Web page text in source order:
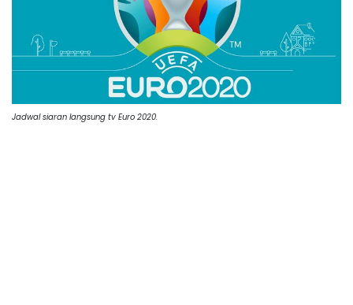
Jadwal siaran langsung tv Euro 2020.